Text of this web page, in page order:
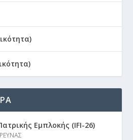
Εμπλοκής (IFI-26)